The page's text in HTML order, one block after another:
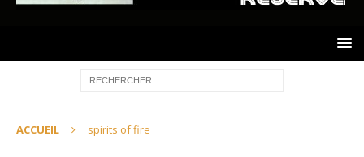
ACCUEIL spirits of fire